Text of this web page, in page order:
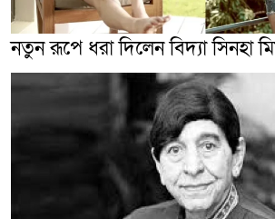
নতুন রূপে ধরা দিলেন বিদ্যা সিনহা